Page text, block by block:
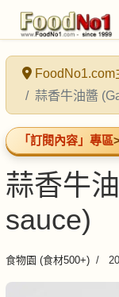
FoodNo1.com
蒜香牛油醬
「訂閱內容」專區
蒜香牛
sauce)
食物園 (食材500+)